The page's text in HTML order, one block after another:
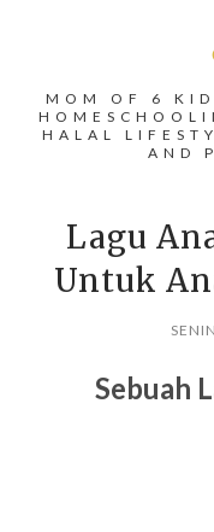
MOM OF 6
HALAL
AND
Lagu
Untuk
Sebuah